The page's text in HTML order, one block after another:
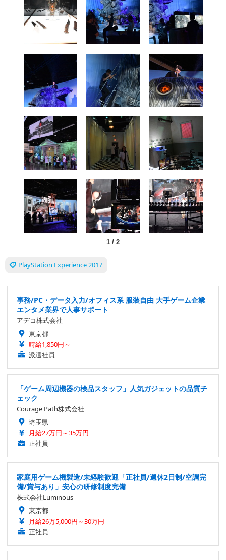
1/ 2
PlayStation Experience 2017
事務/PC・データ入力/オフィス系 服装自由 大手ゲーム企業
エンタメ業界で人事サポート
アデコ株式会社
東京都
時給1,850円～
派遣社員
「ゲーム周辺機器の検品スタッフ」人気ガジェットの品質チ
ェック
Courage Path株式会社
埼玉県
月給27万円～35万円
正社員
家庭用ゲーム機製造/未経験歓迎「正社員/週休2日制/空調完
備/賞与あり」安心の研修制度完備
株式会社Luminous
東京都
月給26万5,000円～30万円
正社員